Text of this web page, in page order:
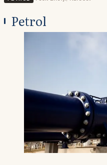
Petrol